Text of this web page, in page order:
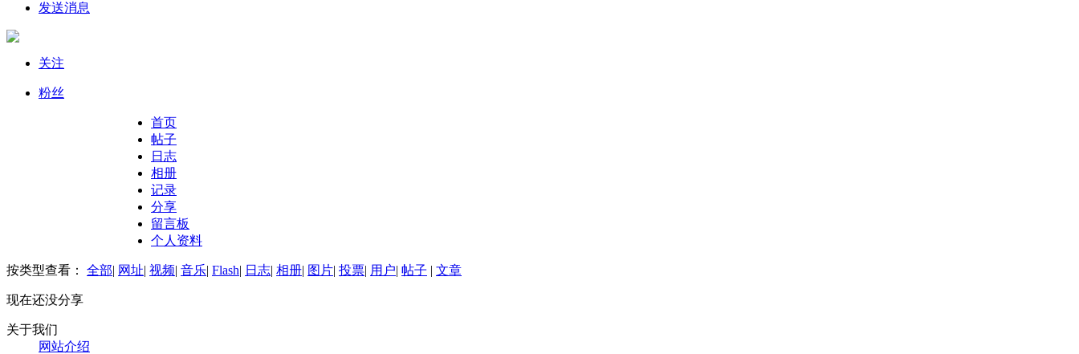
发送消息
关注
粉丝
首页
帖子
日志
相册
记录
分享
留言板
个人资料
按类型查看： 全部| 网址| 视频| 音乐| Flash| 日志| 相册| 图片| 投票| 用户| 帖子 | 文章
现在还没分享
关于我们
网站介绍